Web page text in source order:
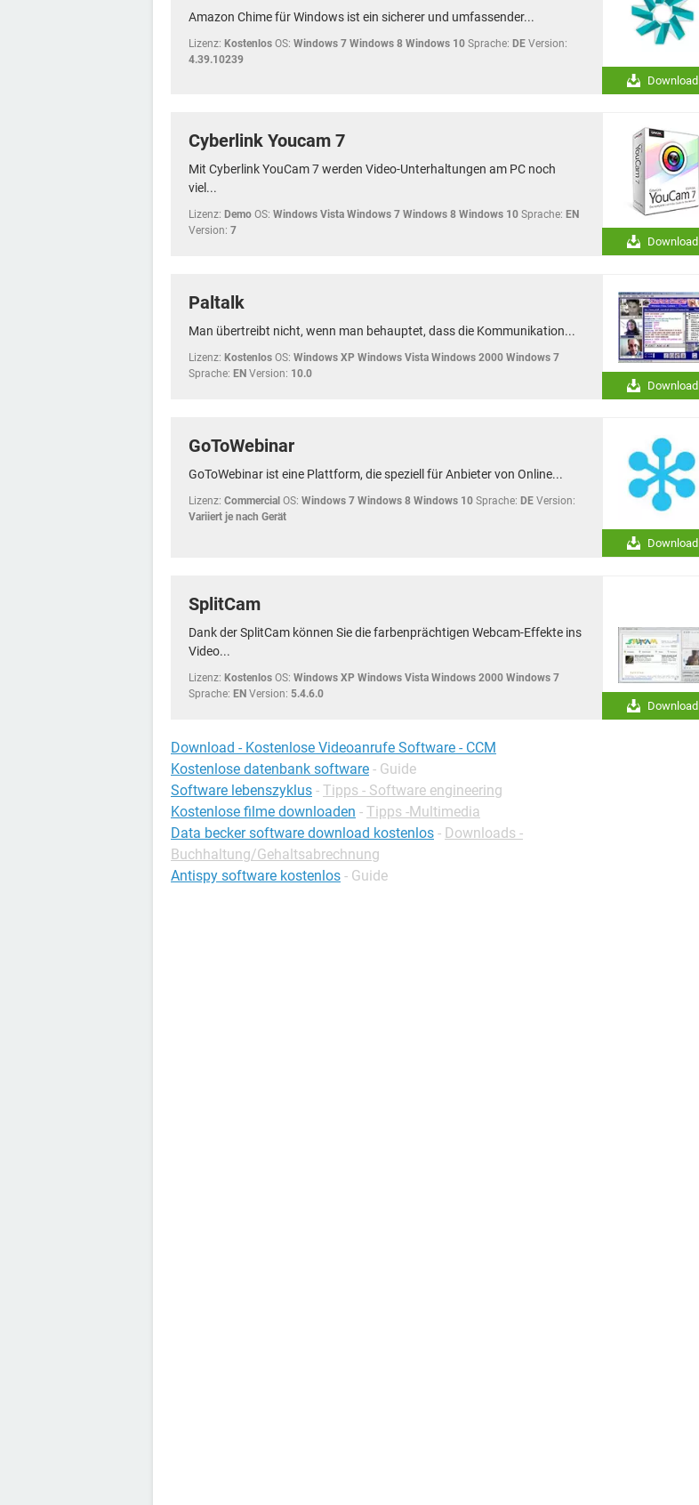
Amazon Chime für Windows ist ein sicherer und umfassender...
Lizenz: Kostenlos OS: Windows 7 Windows 8 Windows 10 Sprache: DE Version:
4.39.10239
Download
Cyberlink Youcam 7
Mit Cyberlink YouCam 7 werden Video-Unterhaltungen am PC noch
viel...
Lizenz: Demo OS: Windows Vista Windows 7 Windows 8 Windows 10 Sprache: EN
Version: 7
Download
Paltalk
Man übertreibt nicht, wenn man behauptet, dass die Kommunikation...
Lizenz: Kostenlos OS: Windows XP Windows Vista Windows 2000 Windows 7
Sprache: EN Version: 10.0
Download
GoToWebinar
GoToWebinar ist eine Plattform, die speziell für Anbieter von Online...
Lizenz: Commercial OS: Windows 7 Windows 8 Windows 10 Sprache: DE Version:
Variiert je nach Gerät
Download
SplitCam
Dank der SplitCam können Sie die farbenprächtigen Webcam-Effekte ins
Video...
Lizenz: Kostenlos OS: Windows XP Windows Vista Windows 2000 Windows 7
Sprache: EN Version: 5.4.6.0
Download
Download - Kostenlose Videoanrufe Software - CCM
Kostenlose datenbank software - Guide
Software lebenszyklus - Tipps - Software engineering
Kostenlose filme downloaden - Tipps -Multimedia
Data becker software download kostenlos - Downloads -
Buchhaltung/Gehaltsabrechnung
Antispy software kostenlos - Guide